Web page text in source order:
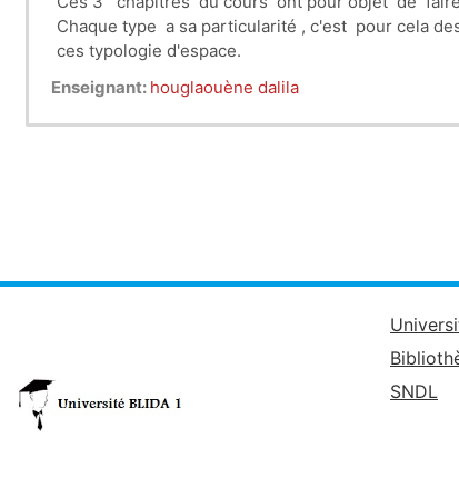
Chaque type a sa particularité , c'est pour cela
ces typologie d'espace.
Enseignant: houglaouène dalila
SNDL